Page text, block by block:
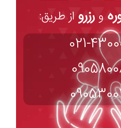
و رزرو از طریق:
021-